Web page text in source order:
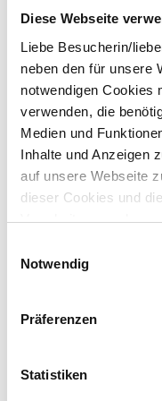
Diese Webseite
Liebe Besucherin/
neben den für unsere
notwendigen Cookies
verwenden, die
Medien und
Inhalte und Anzeigen
auf unsere Webseite
dieser Cookies und
Verarbeitung auch
benötigen wir Ihr
eigene Auswahl
erlauben“ oder
Informationen zu den
in unserer
Notwendig
Präferenzen
Statistiken
Schulungen & Seminare
Digital. Effizient.
Wir nehmen IT persönlich.
Karriere
Karriere bei der VRG &
Ausbildung
Kontakt
0441 3907-0